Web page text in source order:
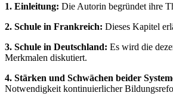
1. Einleitung: Die Autorin begründet ihre
2. Schule in Frankreich: Dieses Kapitel
3. Schule in Deutschland: Es wird die
Merkmalen diskutiert.
4. Stärken und Schwächen beider
Notwendigkeit kontinuierlicher